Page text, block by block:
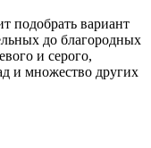
подобрать вариант
до благородных
и серого,
и множество других